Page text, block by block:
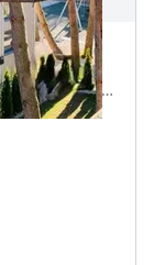
Kontininkų g. 3, Palanga, Palangos miesto savivaldybė, Lietuva